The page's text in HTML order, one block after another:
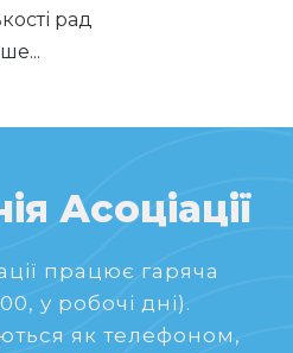
рад
Асоціації
працює гаряча
у робочі дні).
як телефоном,